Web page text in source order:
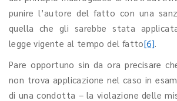
punire l’autore del fatto con una
quella che gli sarebbe stata
legge vigente al tempo del fatto[6].
Pare opportuno sin da ora precisare
non trova applicazione nel caso in
di una condotta – la violazione delle